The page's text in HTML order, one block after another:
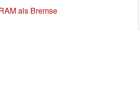
als Bremse